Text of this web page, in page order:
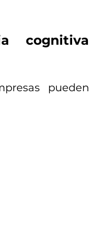
cognitiva
pueden